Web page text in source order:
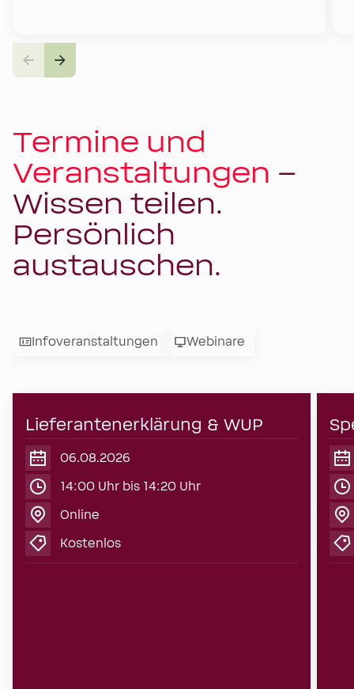
Termine und
Veranstaltungen –
Wissen teilen.
Persönlich
austauschen.
Infoveranstaltungen Webinare
06
August
Lieferantenerklärung & WUP
06.08.2026
14:00 Uhr bis 14:20 Uhr
Online
Kostenlos